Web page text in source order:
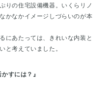
りの住宅設備機器。いくらリノ
かなかイメージしづらいのが本
にあたっては、きれいな内装と
と考えていました。
すには？』